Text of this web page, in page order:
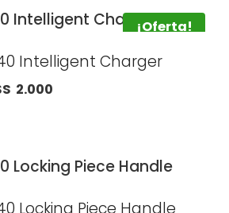
¡Oferta!
Intelligent Charger
2.000El
U$S
Locking Piece Handle